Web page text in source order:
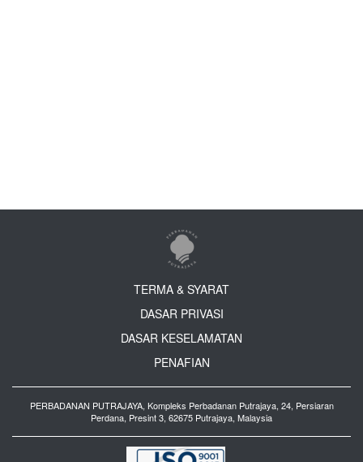
TERMA & SYARAT
DASAR PRIVASI
DASAR KESELAMATAN
PENAFIAN
PERBADANAN PUTRAJAYA, Kompleks Perbadanan Putrajaya, 24, Persiaran
Perdana, Presint 3, 62675 Putrajaya, Malaysia